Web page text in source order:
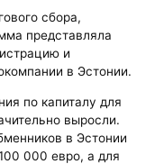
сбора,
представляла
и
в Эстонии.
по капиталу для
выросли.
в Эстонии
000 евро, а для